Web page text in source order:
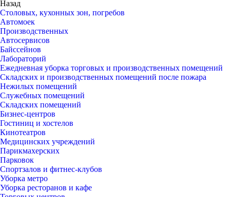
Назад
Столовых, кухонных зон, погребов
Автомоек
Производственных
Автосервисов
Байссейнов
Лабораторий
Ежедневная уборка торговых и производственных помещений
Складских и производственных помещений после пожара
Нежилых помещений
Служебных помещений
Складских помещений
Бизнес-центров
Гостиниц и хостелов
Кинотеатров
Медицинских учреждений
Парикмахерских
Парковок
Спортзалов и фитнес-клубов
Уборка метро
Уборка ресторанов и кафе